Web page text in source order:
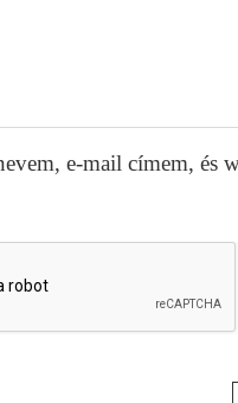
e-mail címem, és